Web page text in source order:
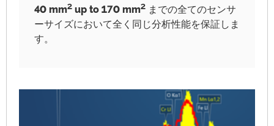
40 mm2 up to 170 mm2 までの全てのセンサ
ーサイズにおいて全く同じ分析性能を保証しま
す。